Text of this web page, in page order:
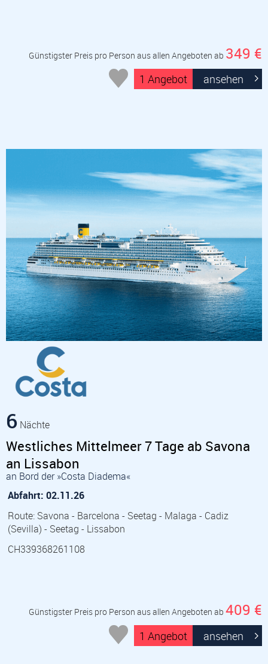
Günstigster Preis pro Person aus allen Angeboten ab 349 €
1 Angebot ansehen
6 Nächte
Westliches Mittelmeer 7 Tage ab Savona
an Lissabon
an Bord der »Costa Diadema«
Abfahrt: 02.11.26
Route: Savona - Barcelona - Seetag - Malaga - Cadiz
(Sevilla) - Seetag - Lissabon
CH339368261108
Günstigster Preis pro Person aus allen Angeboten ab 409 €
1 Angebot ansehen